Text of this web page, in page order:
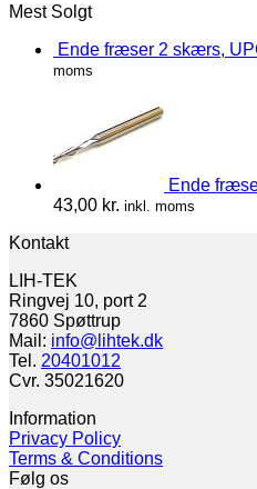
Mest Solgt
Ende fræser 2 skærs,
moms
Ende
43,00 kr. inkl. moms
Kontakt
LIH-TEK
Ringvej 10, port 2
7860 Spøttrup
Mail: info@lihtek.dk
Tel. 20401012
Cvr. 35021620
Information
Privacy Policy
Terms & Conditions
Følg os